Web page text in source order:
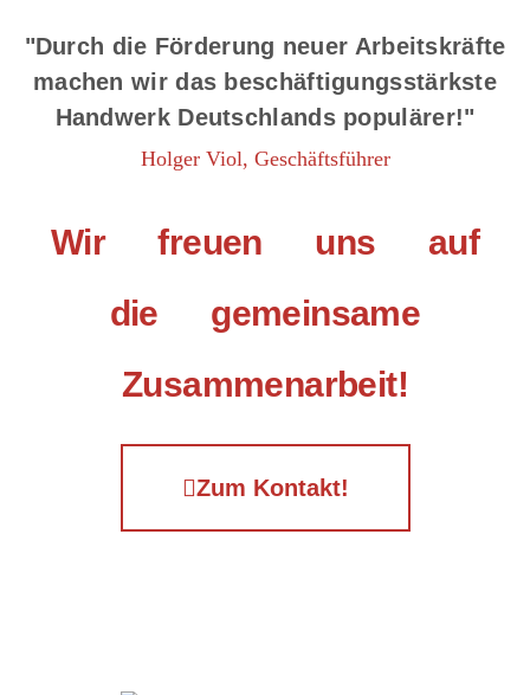
"Durch die Förderung neuer Arbeitskräfte
machen wir das beschäftigungsstärkste
Handwerk Deutschlands populärer!"
Holger Viol, Geschäftsführer
Wir freuen uns auf
die gemeinsame
Zusammenarbeit!
Zum Kontakt!